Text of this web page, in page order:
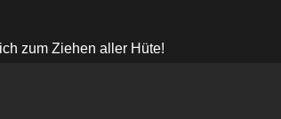
zum Ziehen aller Hüte!